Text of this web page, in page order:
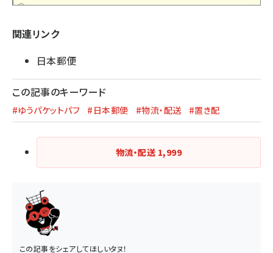
関連リンク
日本郵便
この記事のキーワード
#ゆうパケットパフ #日本郵便 #物流・配送 #置き配
物流・配送 1,999
この記事をシェアしてほしいタヌ！